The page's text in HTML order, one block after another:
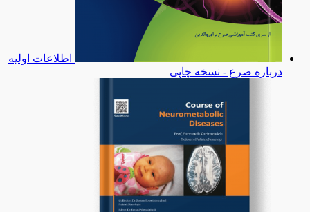
اطلاعات اولیه
درباره صرع - نسخه چاپی